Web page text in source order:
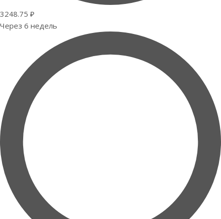
3248.75 ₽
Через 6 недель